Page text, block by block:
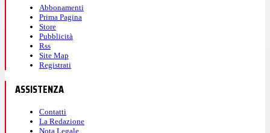
Abbonamenti
Prima Pagina
Store
Pubblicità
Rss
Site Map
Registrati
ASSISTENZA
Contatti
La Redazione
Nota Legale